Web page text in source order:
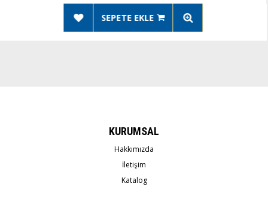
SEPETE EKLE
KURUMSAL
Hakkımızda
İletişim
Katalog